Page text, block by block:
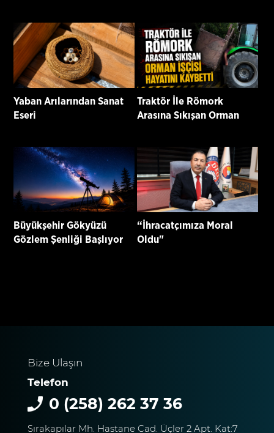
Yaban Arılarından Sanat
Eseri
Traktör İle Römork
Arasına Sıkışan Orman
Büyükşehir Gökyüzü
Gözlem Şenliği Başlıyor
“İhracatçımıza Moral
Oldu"
Bize Ulaşın
Telefon
0 (258) 262 37 36
Sırakapılar Mh. Hastane Cad. Üçler 2 Apt. Kat:7